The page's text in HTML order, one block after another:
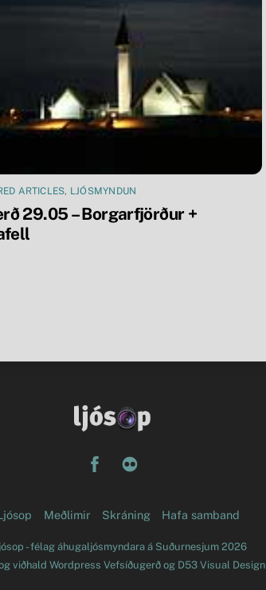
ARTICLES, LJÓSMYNDUN
29.05 – Borgarfjörður +
Facebook
Meðlimir Skráning Hafa samband
- félag áhugaljósmyndara á Suðurnesjum2026
viðhald Wordpress Vefsíðugerð og D53 Visual Design